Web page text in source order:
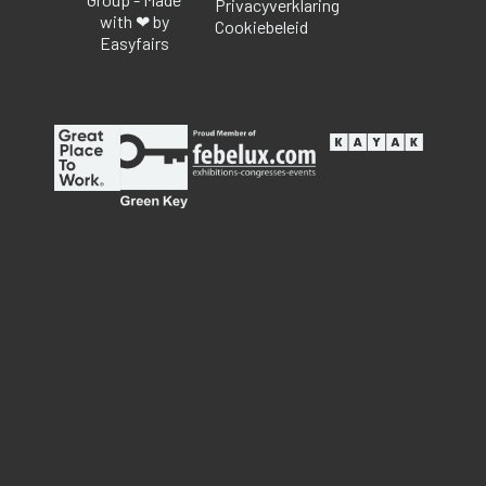
with ❤ by
Easyfairs
Privacyverklaring
Cookiebeleid